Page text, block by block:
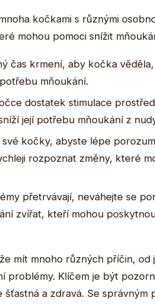
kočkami s různými
mohou pomoci snížit
čas krmení, aby kočka
mňoukání.
dostatek stimulace
její potřebu mňoukání z
kočky, abyste lépe
rozpoznat změny, které
přetrvávají, neváhejte se
zvířat, kteří mohou
mít mnoho různých příčin, od
Klíčem je být
a zdravá. Se správným